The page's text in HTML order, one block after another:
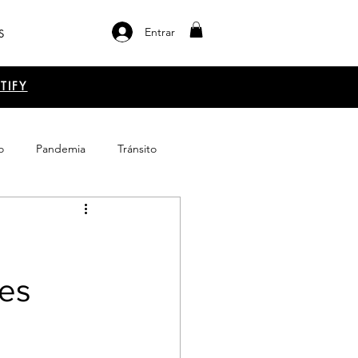
Entrar
Pandemia Tránsito
Emprendimiento